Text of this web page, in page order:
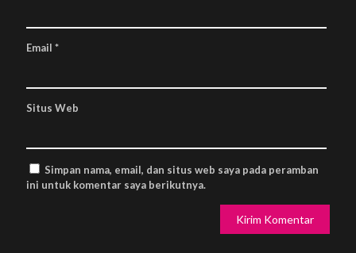
Email *
Situs Web
Simpan nama, email, dan situs web saya pada peramban
ini untuk komentar saya berikutnya.